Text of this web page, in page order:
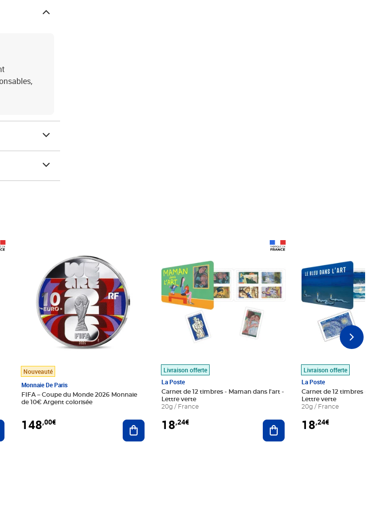
au panier
Nouveauté
Monnaie De Paris
FIFA – Coupe du Monde 2026 Monnaie
de 10€ Argent colorisée
148,00€ Ajouter au panier
Livraison offerte
La Poste
Carnet de 12 timbres - Maman dans l'art -
Lettre verte
20g / France
18,24€ Ajouter au panier
Livraison offerte
La Poste
Carnet de 12 timbres - Le
Lettre verte
20g / France
18,24€